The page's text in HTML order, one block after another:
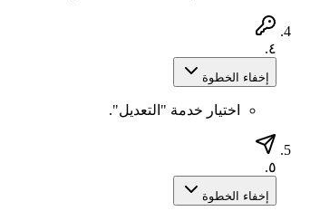
٤.
إخفاء الخطوة
اختيار خدمة "التعديل".
٥.
إخفاء الخطوة